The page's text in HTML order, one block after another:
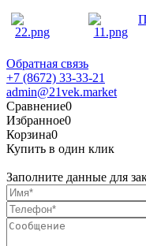
Обратная связь
+7 (8672) 33-33-21
admin@21vek.market
Сравнение0
Избранное0
Корзина0
Купить в один клик
Заполните данные для